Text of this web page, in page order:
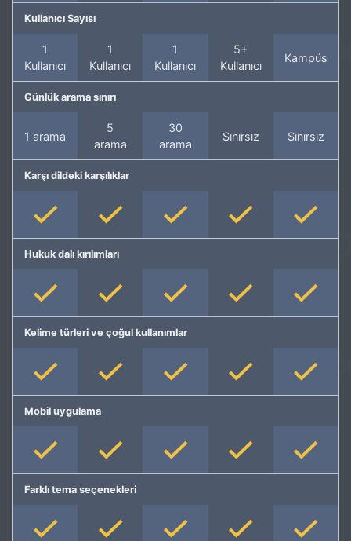
Kullanıcı Sayısı
1
Kullanıcı
1
Kullanıcı
1
Kullanıcı
5+
Kullanıcı
Kampüs
Günlük arama sınırı
1 arama
5
arama
30
arama
Sınırsız Sınırsız
Karşı dildeki karşılıklar
Hukuk dalı kırılımları
Kelime türleri ve çoğul kullanımlar
Mobil uygulama
Farklı tema seçenekleri